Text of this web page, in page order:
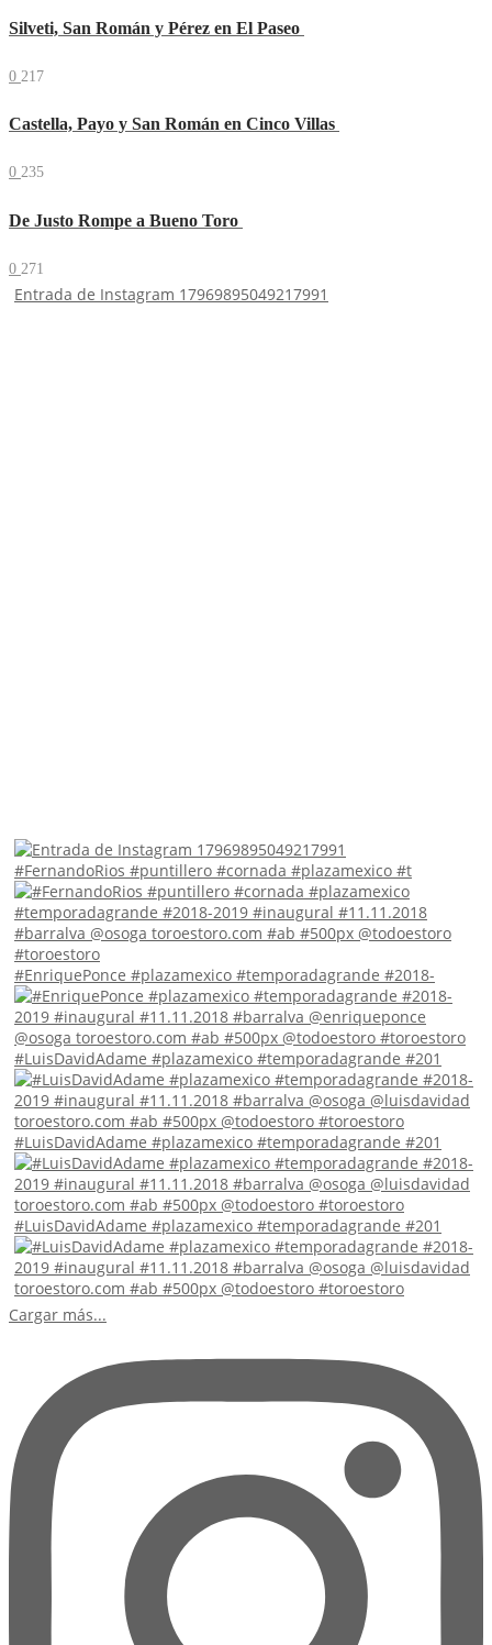
Silveti, San Román y Pérez en El Paseo
0 217
Castella, Payo y San Román en Cinco Villas
0 235
De Justo Rompe a Bueno Toro
0 271
Entrada de Instagram 17969895049217991
#FernandoRios #puntillero #cornada #plazamexico #t
#EnriquePonce #plazamexico #temporadagrande #2018-
#LuisDavidAdame #plazamexico #temporadagrande #201
#LuisDavidAdame #plazamexico #temporadagrande #201
#LuisDavidAdame #plazamexico #temporadagrande #201
Cargar más...